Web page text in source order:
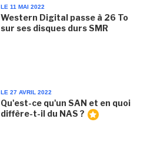
LE 11 MAI 2022
Western Digital passe à 26 To
sur ses disques durs SMR
LE 27 AVRIL 2022
Qu'est-ce qu'un SAN et en quoi
diffère-t-il du NAS ?